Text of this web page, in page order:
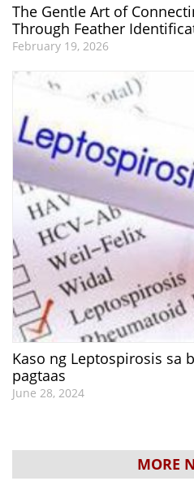
The Gentle Art of
Through Feather
February 19, 2026
Kaso ng Leptospirosis sa
pagtaas
June 28, 2024
MORE